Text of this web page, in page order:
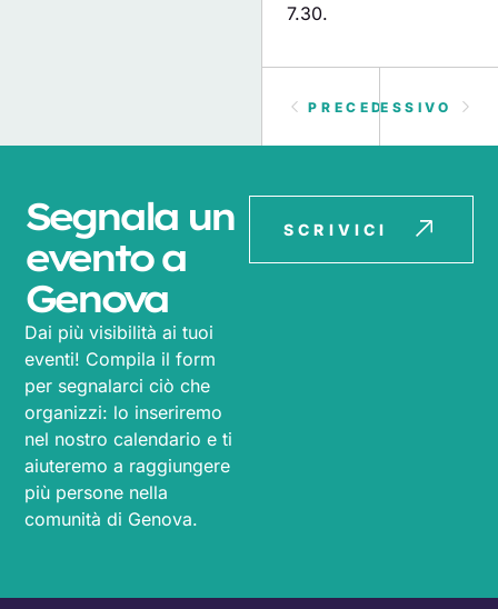
7.30.
PRECEDENTE
SUCCESSIVO
Segnala un
evento a
Genova
Dai più visibilità ai tuoi
eventi! Compila il form
per segnalarci ciò che
organizzi: lo inseriremo
nel nostro calendario e ti
aiuteremo a raggiungere
più persone nella
comunità di Genova.
SCRIVICI